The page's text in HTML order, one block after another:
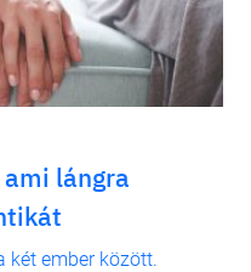
lángra
két ember között.